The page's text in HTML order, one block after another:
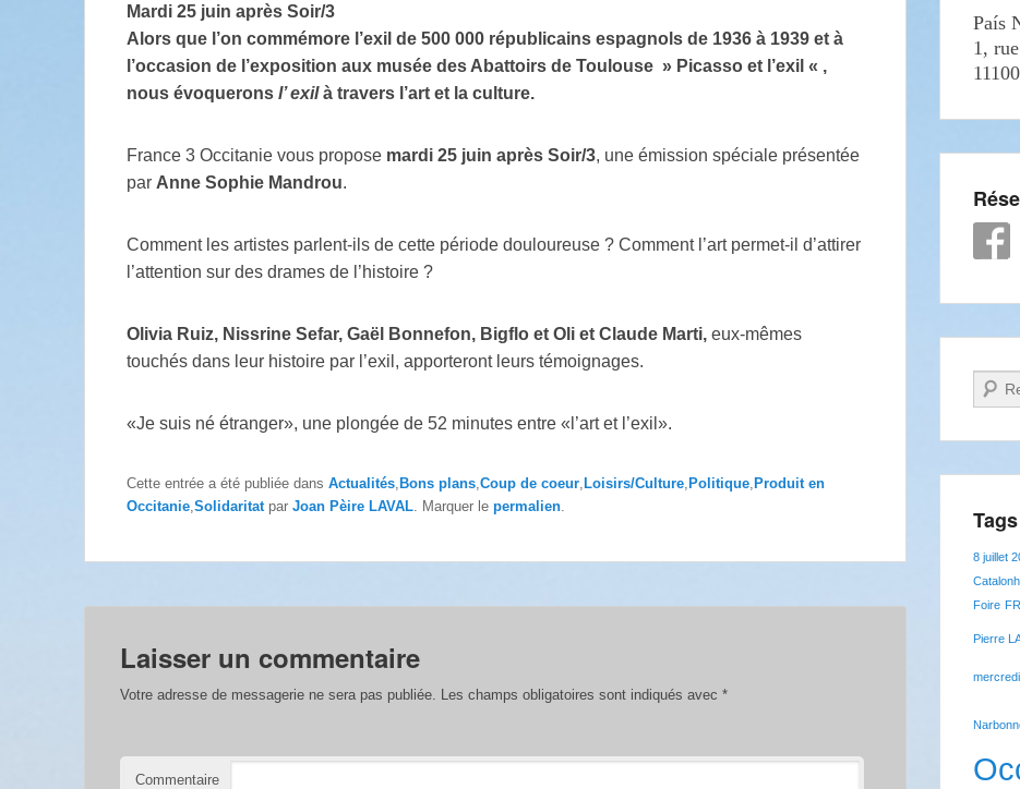
Mardi 25 juin après Soir/3
Alors que l’on commémore l’exil de 500 000 républicains espagnols de 1936 à 1939 et à
l’occasion de l’exposition aux musée des Abattoirs de Toulouse » Picasso et l’exil « ,
nous évoquerons l’ exilà travers l’art et la culture.
France 3 Occitanie vous propose mardi 25 juin après Soir/3, une émission spéciale présentée
par Anne Sophie Mandrou.
Comment les artistes parlent-ils de cette période douloureuse ? Comment l’art permet-il d’attirer
l’attention sur des drames de l’histoire ?
Olivia Ruiz, Nissrine Sefar, Gaël Bonnefon, Bigflo et Oli et Claude Marti, eux-mêmes
touchés dans leur histoire par l’exil, apporteront leurs témoignages.
«Je suis né étranger», une plongée de 52 minutes entre «l’art et l’exil».
Cette entrée a été publiée dans Actualités Bons plans Coup de coeur Loisirs/Culture Politique Produit en
Occitanie Solidaritat par Joan Pèire LAVAL . Marquer le permalien
Laisser un commentaire
Votre adresse de messagerie ne sera pas publiée. Les champs obligatoires sont indiqués avec *
Commentaire
País
1,
Tags
8 juillet
Foire
Pierre
mercredi